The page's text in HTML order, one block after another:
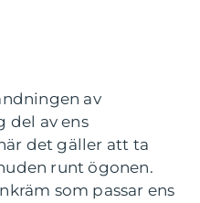
av
del av ens
det gäller att ta
runt ögonen.
som passar ens